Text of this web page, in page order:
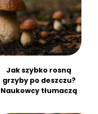
Jak szybko rosną
grzyby po deszczu?
Naukowcy tłumaczą